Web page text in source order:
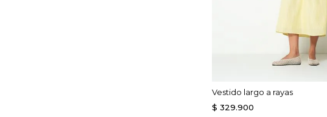
Vestido largo a rayas
$ 329.900